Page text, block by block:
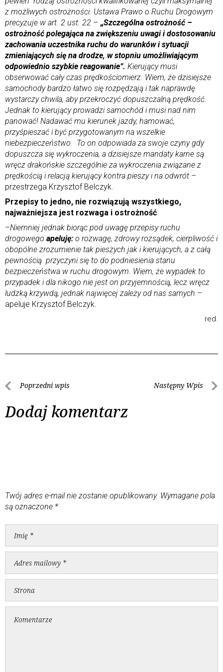
z możliwych ostrożności. Ustawa Prawo o Ruchu Drogowym
precyzuje w art. 2 ust. 22 – „Szczególna ostrożność –
ostrożność polegająca na zwiększeniu uwagi i dostosowaniu
zachowania uczestnika ruchu do warunków i sytuacji
zmieniających się na drodze, w stopniu umożliwiającym
odpowiednio szybkie reagowanie”. Kierujący musi
obserwować cały czas prędkościomierz. Wiem, że dzisiejsze
samochody bardzo łatwo się rozpędzają i tak naprawdę
wystarczy chwila, aby przekroczyć dopuszczalną prędkość.
Jednak to kierujący prowadzi samochód i musi nad nim
panować! Nadawać mu kierunek jazdy, hamować,
przyśpieszać i być przygotowanym na wszelkie
niebezpieczeństwo. To on odpowiada za swoje czyny gdy
dopuszcza się wykroczenia, a dzisiejsze mandaty karne są
wręcz drakońskie szczególnie za wykroczenia związane z
prędkością i relacją kierujący kontra pieszy i na odwrót –
przestrzega Krzysztof Belczyk.
Przepisy to jedno, nie rozwiązują wszystkiego,
najważniejsza jest rozwaga i ostrożność
–Niemniej jednak biorąc pod uwagę przepisy ruchu
drogowego apeluję: o rozwagę, zdrowy rozsądek, cierpliwość i
obopólne zrozumienie tak pieszych jak i kierujących, a z całą
pewnością przyczyni się to do podniesienia stanu
bezpieczeństwa w ruchu drogowym. Wiem, że wypadek to
przypadek i dla nikogo nie jest on przyjemnością, lecz wręcz
ludzką krzywdą, jednak najwięcej zależy od nas samych –
apeluje Krzysztof Belczyk.
red.
Poprzedni wpis Następny Wpis
Dodaj komentarz
Twój adres e-mail nie zostanie opublikowany. Wymagane pola
są oznaczone *